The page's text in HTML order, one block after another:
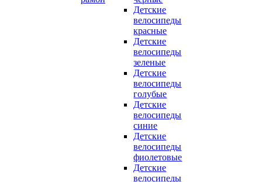
Детские
велосипеды
красные
Детские
велосипеды
зеленые
Детские
велосипеды
голубые
Детские
велосипеды
синие
Детские
велосипеды
фиолетовые
Детские
велосипеды